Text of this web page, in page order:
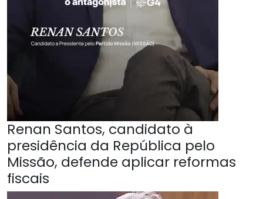
Renan Santos, candidato à
presidência da República pelo
Missão, defende aplicar reformas
fiscais